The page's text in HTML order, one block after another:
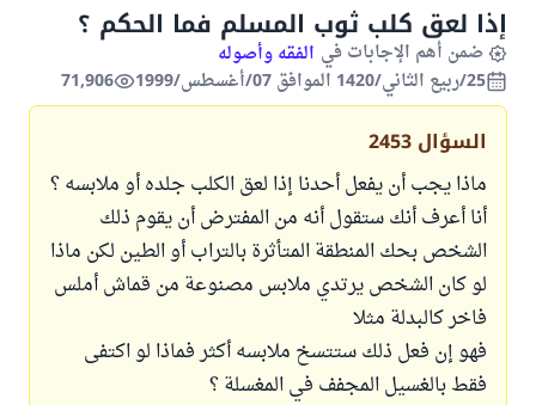
إذا لعق كلب ثوب المسلم فما الحكم ؟
ضمن أهم الإجابات في الفقه وأصوله
25/ربيع الثاني/1420 الموافق 07/أغسطس/1999
71,906
السؤال 2453
ماذا يجب أن يفعل أحدنا إذا لعق الكلب جلده أو ملابسه ؟
أنا أعرف أنك ستقول أنه من المفترض أن يقوم ذلك
الشخص بحك المنطقة المتأثرة بالتراب أو الطين لكن ماذا
لو كان الشخص يرتدي ملابس مصنوعة من قماش أملس
فاخر كالبدلة مثلا
فهو إن فعل ذلك ستتسخ ملابسه أكثر فماذا لو اكتفى
فقط بالغسيل المجفف في المغسلة ؟